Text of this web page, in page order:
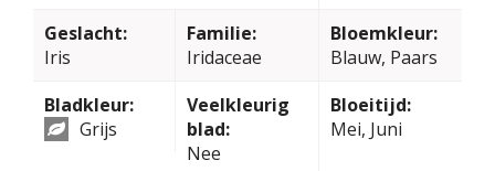
Geslacht:
Iris
Familie:
Iridaceae
Bloemkleur:
Blauw, Paars
Bladkleur:
Grijs
Veelkleurig
blad:
Nee
Bloeitijd:
Mei, Juni